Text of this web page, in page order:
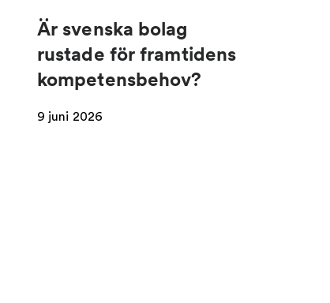
Är svenska bolag
rustade för framtidens
kompetensbehov?
9 juni 2026